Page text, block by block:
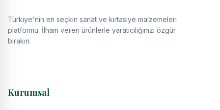
Türkiye'nin en seçkin sanat ve kırtasiye malzemeleri
platformu. İlham veren ürünlerle yaratıcılığınızı özgür
bırakın.
Kurumsal